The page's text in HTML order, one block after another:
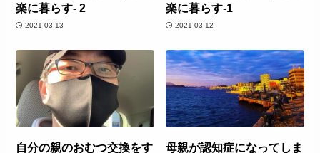
楽に暮らす- 2
2021-03-13
楽に暮らす-1
2021-03-12
自分の親のおむつ交換をす
母親が認知症になってしま